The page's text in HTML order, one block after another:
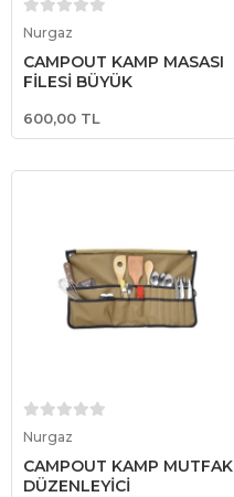
Nurgaz
CAMPOUT KAMP MASASI
FİLESİ BÜYÜK
600,00 TL
Nurgaz
CAMPOUT KAMP MUTFAK
DÜZENLEYİCİ